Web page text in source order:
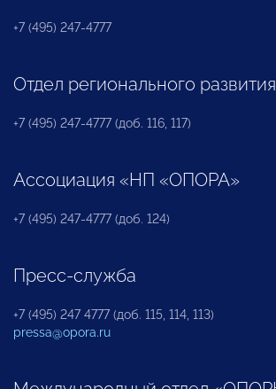
+7 (495) 247-4777
Отдел регионального развития
+7 (495) 247-4777 (доб. 116, 117)
Ассоциация «НП «ОПОРА»
+7 (495) 247-4777 (доб. 124)
Пресс-служба
+7 (495) 247 4777 (доб. 115, 114, 113)
pressa@opora.ru